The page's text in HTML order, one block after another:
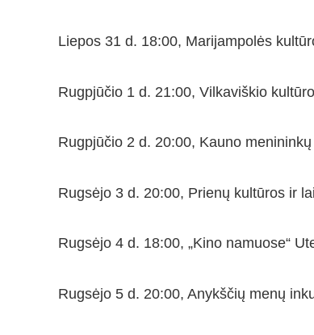
Liepos 31 d. 18:00, Marijampolės
Rugpjūčio 1 d. 21:00, Vilkaviškio
Rugpjūčio 2 d. 20:00, Kauno
Rugsėjo 3 d. 20:00, Prienų kultūros ir
Rugsėjo 4 d. 18:00, „Kino namuose“
Rugsėjo 5 d. 20:00, Anykščių menų